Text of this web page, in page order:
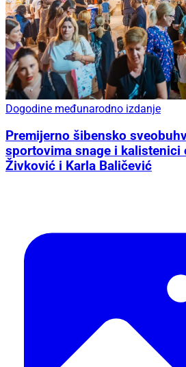
Dogodine međunarodno izdanje
Premijerno šibensko
sportovima snage i kalistenici
Živković i Karla Baličević